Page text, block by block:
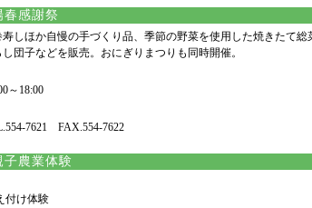
春感謝祭
しほか自慢の手づくり品、季節の野菜を使用した焼きたて総
団子などを販売。おにぎりまつりも同時開催。
～18:00
7621 FAX.554-7622
農業体験
付け体験